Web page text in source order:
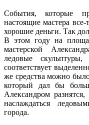
События, которые
настоящие мастера
хорошие деньги. Так
В этом году на
мастерской
ледовые
соответствует
же средства можно
который дал бы
Александром
наслаждаться
города.